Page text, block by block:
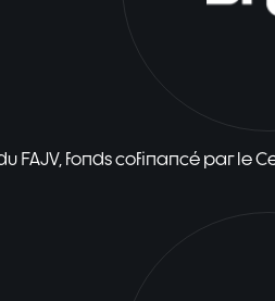
FAJV, fonds cofinancé par le